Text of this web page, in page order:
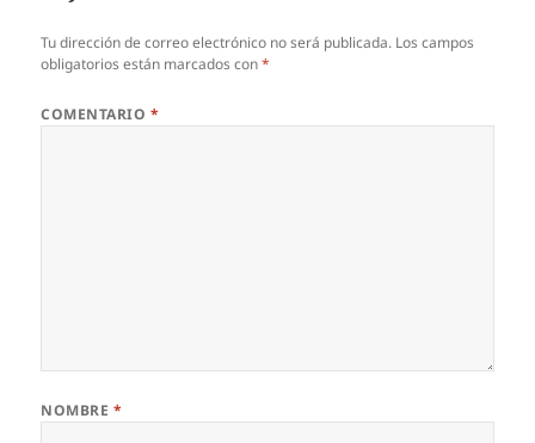
Tu dirección de correo electrónico no será publicada. Los campos
obligatorios están marcados con*
COMENTARIO *
NOMBRE *